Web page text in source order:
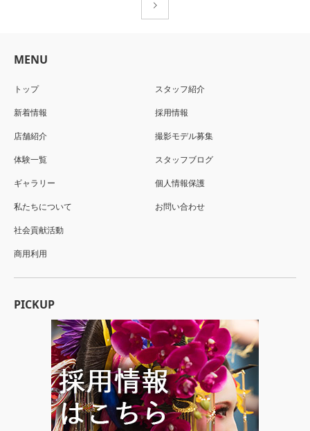
MENU
トップ
新着情報
店舗紹介
体験一覧
ギャラリー
私たちについて
社会貢献活動
商用利用
スタッフ紹介
採用情報
撮影モデル募集
スタッフブログ
個人情報保護
お問い合わせ
PICKUP